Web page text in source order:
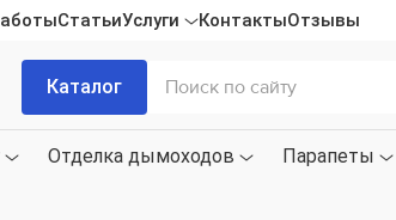
СтатьиУслуги КонтактыОтзывы
Каталог
Отделка дымоходов Парапеты